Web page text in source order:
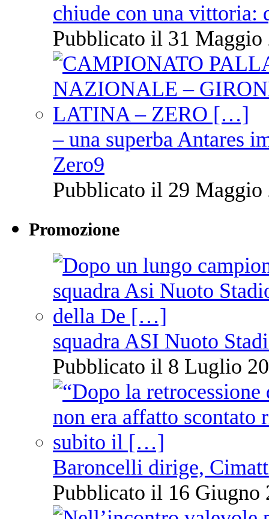
chiude con una vittoria:
Pubblicato il 31 Maggio
– una superba Antares
Zero9
Pubblicato il 29 Maggio
Promozione
squadra ASI Nuoto
Pubblicato il 8 Luglio
Baroncelli dirige,
Pubblicato il 16 Giugno